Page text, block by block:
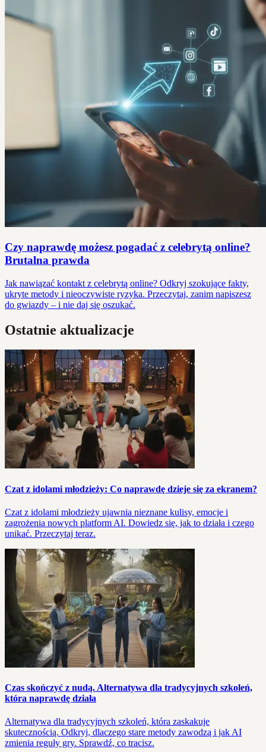
Czy naprawdę możesz pogadać z celebrytą online?
Brutalna prawda
Jak nawiązać kontakt z celebrytą online? Odkryj szokujące fakty,
ukryte metody i nieoczywiste ryzyka. Przeczytaj, zanim napiszesz
do gwiazdy – i nie daj się oszukać.
Ostatnie aktualizacje
Czat z idolami młodzieży: Co naprawdę dzieje się za ekranem?
Czat z idolami młodzieży ujawnia nieznane kulisy, emocje i
zagrożenia nowych platform AI. Dowiedz się, jak to działa i czego
unikać. Przeczytaj teraz.
Czas skończyć z nudą. Alternatywa dla tradycyjnych szkoleń,
która naprawdę działa
Alternatywa dla tradycyjnych szkoleń, która zaskakuje
skutecznością. Odkryj, dlaczego stare metody zawodzą i jak AI
zmienia reguły gry. Sprawdź, co tracisz.